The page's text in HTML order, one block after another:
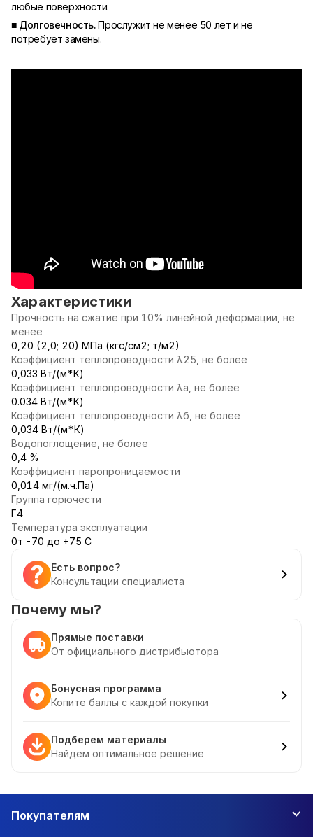
любые поверхности.
■ Долговечность.Прослужит не менее 50 лет и не
потребует замены.
Характеристики
Прочность на сжатие при 10% линейной деформации, не
менее
0,20 (2,0; 20) МПа (кгс/см2; т/м2)
Коэффициент теплопроводности λ25, не более
0,033 Вт/(м*К)
Коэффициент теплопроводности λа, не более
0.034 Вт/(м*К)
Коэффициент теплопроводности λб, не более
0,034 Вт/(м*К)
Водопоглощение, не более
0,4 %
Коэффициент паропроницаемости
0,014 мг/(м.ч.Па)
Группа горючести
Г4
Температура эксплуатации
0т -70 до +75 С
Есть вопрос?
Консультации специалиста
Почему мы?
Прямые поставки
От официального дистрибьютора
Бонусная программа
Копите баллы с каждой покупки
Подберем материалы
Найдем оптимальное решение
Покупателям